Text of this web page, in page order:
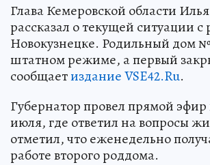
Глава Кемеровской области
рассказал о текущей ситуации
Новокузнецке. Родильный дом
штатном режиме, а первый
сообщаетиздание VSE42.Ru.
Губернатор провел прямой эфир
июля, где ответил на вопросы
отметил, что еженедельно
работе второго роддома.